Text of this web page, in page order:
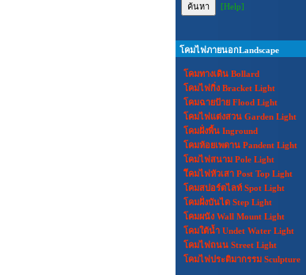
[Help]
โคมไฟภายนอกLandscape
โคมทางเดิน Bollard
โคมไฟกิ่ง Bracket Light
โคมฉายป้าย Flood Light
โคมไฟแต่งสวน Garden Light
โคมฝั่งพื้น Inground
โคมห้อยเพดาน Pandent Light
โคมไฟสนาม Pole Light
โีคมไฟหัวเสา Post Top Light
โคมสปอร์ตไลท์ Spot Light
โคมฝั่งบันได Step Light
โคมผนัง Wall Mount Light
โคมใต้น้ำ Undet Water Light
โคมไฟถนน Street Light
โคมไฟประติมากรรม Sculpture